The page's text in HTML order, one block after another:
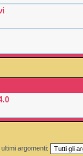
argomenti: